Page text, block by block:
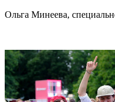
Ольга Минеева,